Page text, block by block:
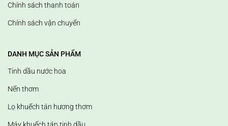
Chính sách thanh toán
Chính sách vận chuyển
DANH MỤC SẢN PHẨM
Tinh dầu nước hoa
Nến thơm
Lọ khuếch tán hương thơm